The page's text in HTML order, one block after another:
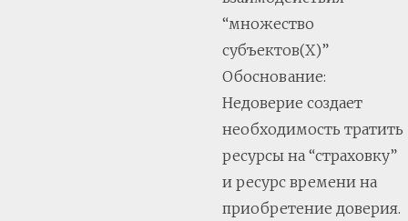
“множество
субъектов(Х)”
Обоснование:
Недоверие создает
необходимость тратить
ресурсы на “страховку”
и ресурс времени на
приобретение доверия.